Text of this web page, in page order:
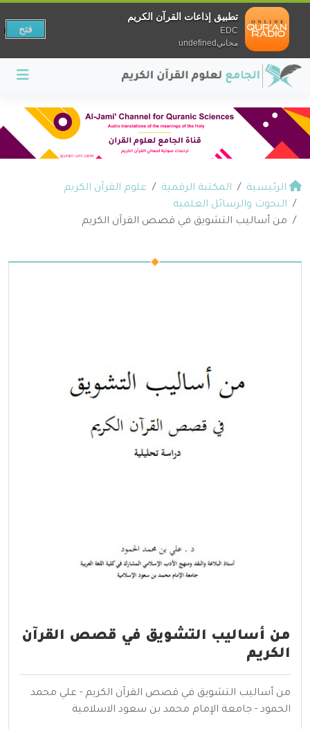
الرئيسية المكتبة الرقمية
علوم القرآن الكريم
البحوث والرسائل العلمية
من أساليب التشويق في قصص القرآن الكريم
من أساليب التشويق في قصص القرآن
الكريم
من أساليب التشويق في قصص القرآن الكريم - علي محمد
الحمود - جامعة الإمام محمد بن سعود الاسلامية
تطبيق إذاعات القرآن الكريم
EDC
مجانيundefined
فتح